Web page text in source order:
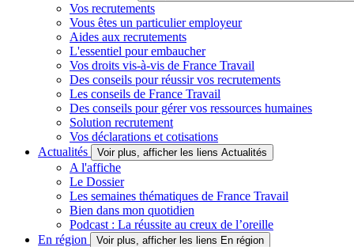
Vos recrutements
Vous êtes un particulier employeur
Aides aux recrutements
L'essentiel pour embaucher
Vos droits vis-à-vis de France Travail
Des conseils pour réussir vos recrutements
Les conseils de France Travail
Des conseils pour gérer vos ressources humaines
Solution recrutement
Vos déclarations et cotisations
Actualités
Voir plus, afficher les liens Actualités
A l'affiche
Le Dossier
Les semaines thématiques de France Travail
Bien dans mon quotidien
Podcast : La réussite au creux de l’oreille
En région
Voir plus, afficher les liens En région